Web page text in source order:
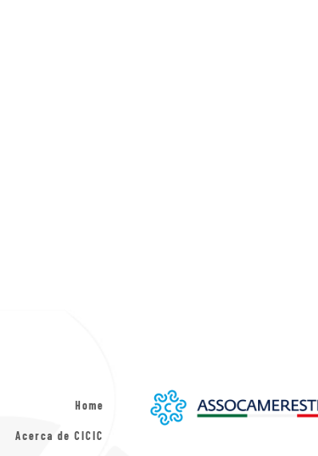
Home
Acerca de CICIC